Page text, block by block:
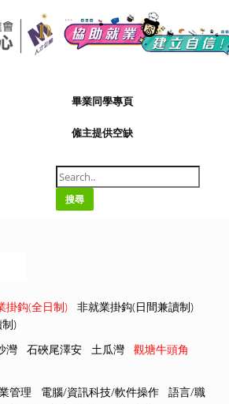
畢業同學專頁
僱主提供空缺
搜尋
掛鈎(全日制)
非就業掛鈎(日間兼讀制)
)
灣 石硤尾澤安 土瓜灣
觀塘牛頭角
管理 電腦/資訊科技/軟件操作
語言/職